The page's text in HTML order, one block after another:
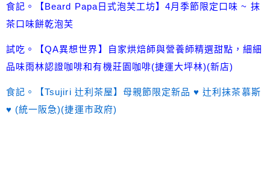
食記。【Beard Papa日式泡芙工坊】4月季節限定口味 ~ 抹
茶口味餅乾泡芙
試吃。【QA異想世界】自家烘焙師與營養師精選甜點，細細
品味雨林認證咖啡和有機莊園咖啡(捷運大坪林)(新店)
食記。【Tsujiri 辻利茶屋】母親節限定新品 ♥ 辻利抹茶慕斯
♥ (統一阪急)(捷運市政府)